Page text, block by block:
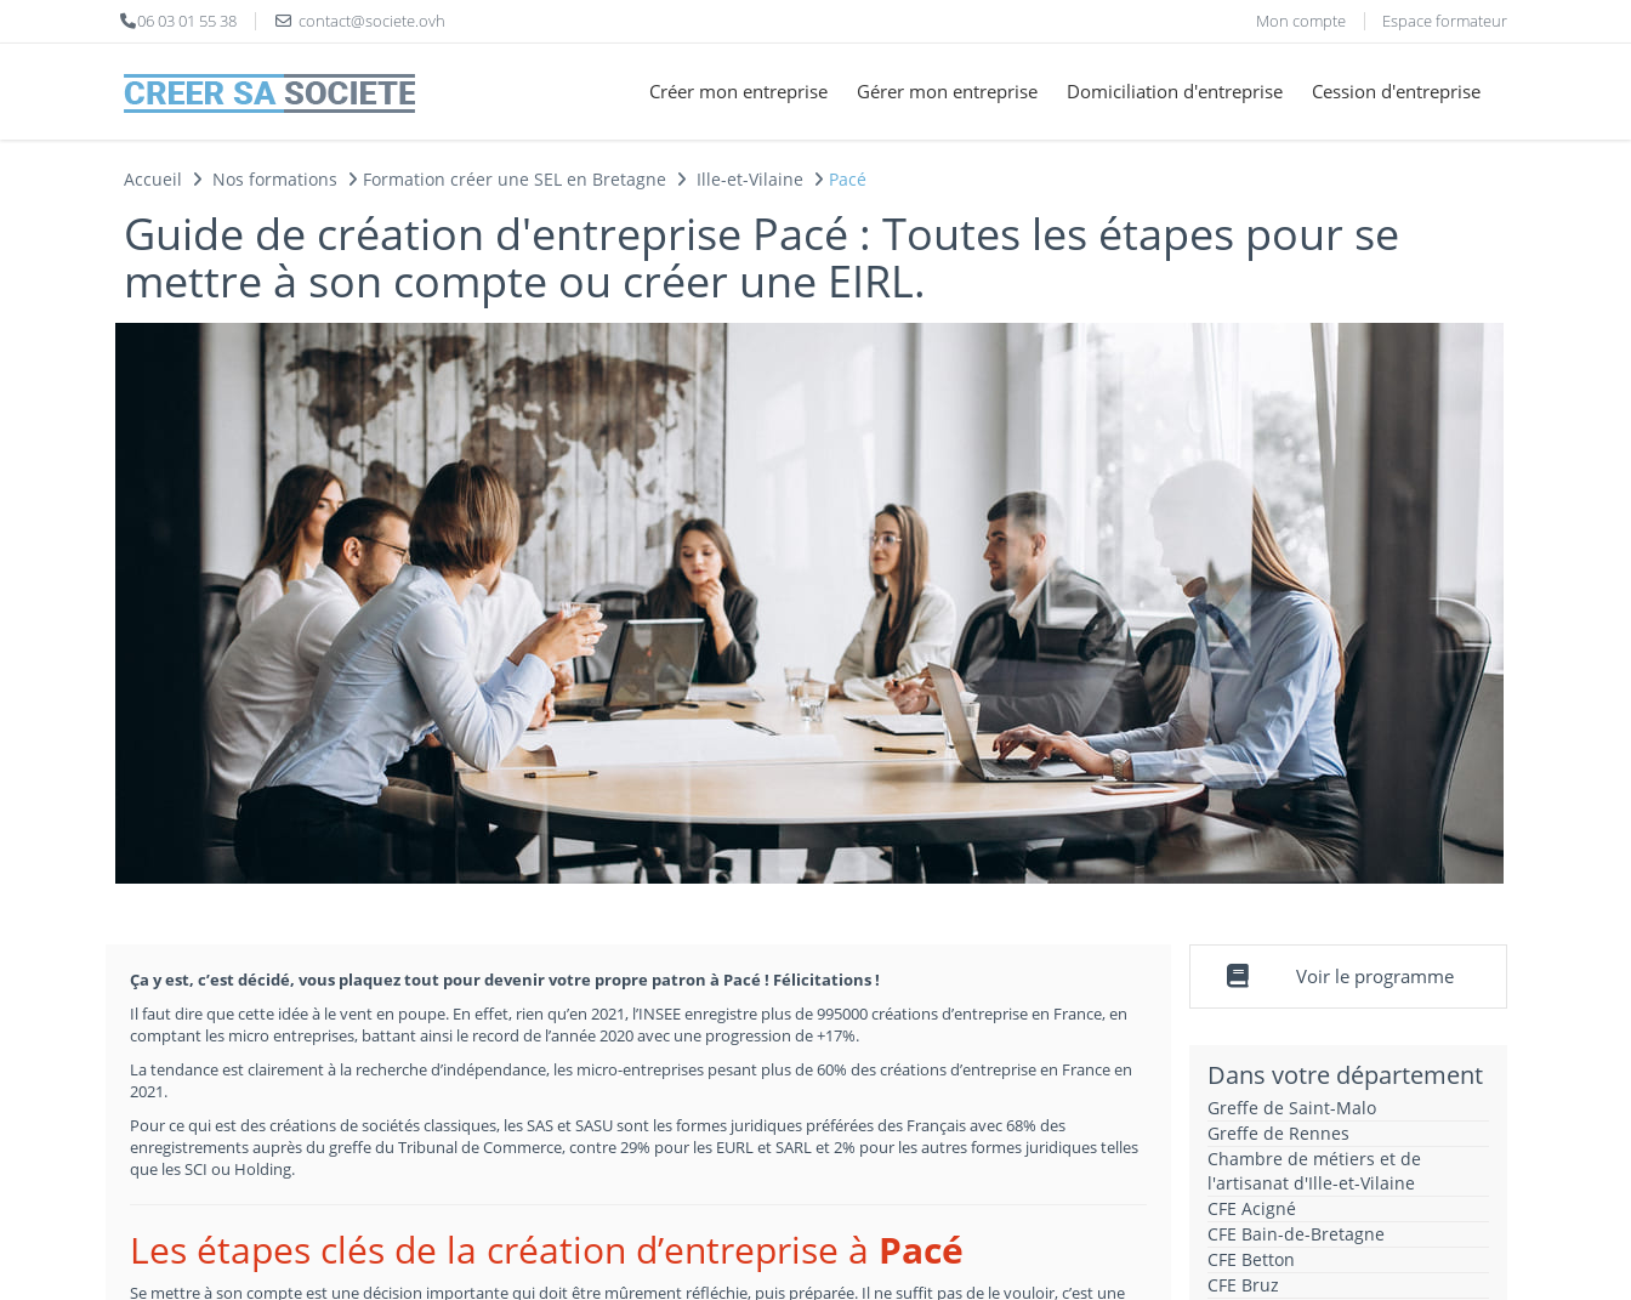
06 03 01 55 38 contact@societe.ovh Mon compte Espace formateur
Créer mon entreprise Gérer mon entreprise Domiciliation d'entreprise Cession d'entreprise
Accueil Nos formations Formation créer une SEL en Bretagne Ille-et-Vilaine Pacé
Guide de création d'entreprise Pacé : Toutes les étapes pour se
mettre à son compte ou créer une EIRL.
Ça y est, c’est décidé, vous plaquez tout pour devenir votre propre patron à Pacé ! Félicitations !
Il faut dire que cette idée à le vent en poupe. En effet, rien qu’en 2021, l’INSEE enregistre plus de 995000 créations d’entreprise en France, en
comptant les micro entreprises, battant ainsi le record de l’année 2020 avec une progression de +17%.
La tendance est clairement à la recherche d’indépendance, les micro-entreprises pesant plus de 60% des créations d’entreprise en France en
2021.
Pour ce qui est des créations de sociétés classiques, les SAS et SASU sont les formes juridiques préférées des Français avec 68% des
enregistrements auprès du greffe du Tribunal de Commerce, contre 29% pour les EURL et SARL et 2% pour les autres formes juridiques telles
que les SCI ou Holding.
Les étapes clés de la création d’entreprise à Pacé
Se mettre à son compte est une décision importante qui doit être mûrement réfléchie, puis préparée. Il ne suffit pas de le vouloir, c’est une
Voir le programme
Dans votre département
Greffe de Saint-Malo
Greffe de Rennes
Chambre de métiers et de
l'artisanat d'Ille-et-Vilaine
CFE Acigné
CFE Bain-de-Bretagne
CFE Betton
CFE Bruz
Panneau de gestion des cookies